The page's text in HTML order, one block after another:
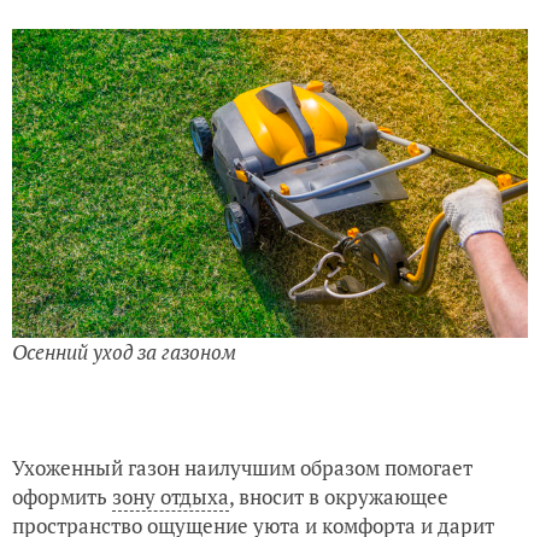
Осенний уход за газоном
Ухоженный газон наилучшим образом помогает
оформить зону отдыха, вносит в окружающее
пространство ощущение уюта и комфорта и дарит